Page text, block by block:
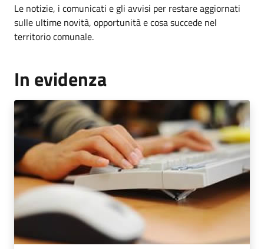
Le notizie, i comunicati e gli avvisi per restare aggiornati
sulle ultime novità, opportunità e cosa succede nel
territorio comunale.
In evidenza